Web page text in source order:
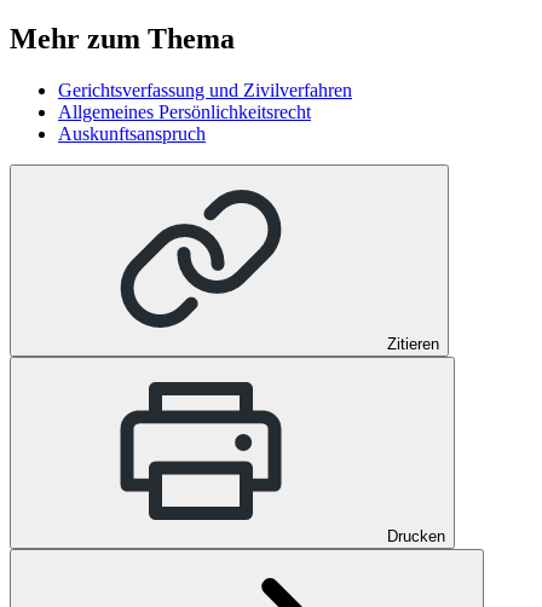
Mehr zum Thema
Gerichtsverfassung und Zivilverfahren
Allgemeines Persönlichkeitsrecht
Auskunftsanspruch
Zitieren
Drucken